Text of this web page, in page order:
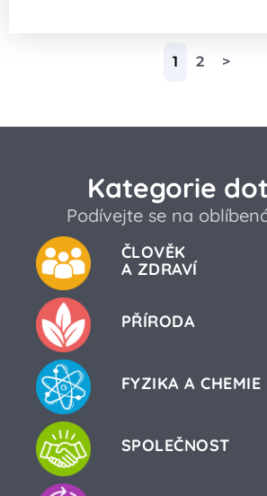
1 2 >
Kategorie
Podívejte se na
ČLOVĚK
A ZDRAVÍ
PŘÍRODA
FYZIKA A CHEMIE
SPOLEČNOST